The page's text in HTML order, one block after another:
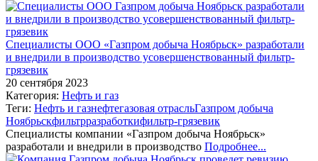
Специалисты ООО «Газпром добыча Ноябрьск» разработали
и внедрили в производство усовершенствованный фильтр-
грязевик
20 сентября 2023
Категория: Нефть и газ
Теги: Нефть и газнефтегазовая отрасльГазпром добыча
Ноябрьскфильтрразработкифильтр-грязевик
Специалисты компании «Газпром добыча Ноябрьск»
разработали и внедрили в производство Подробнее...